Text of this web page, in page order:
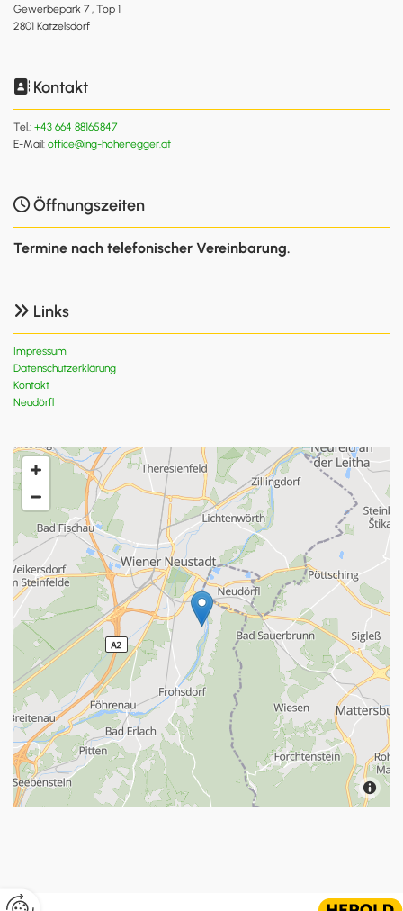
Gewerbepark 7 , Top 1
2801 Katzelsdorf
 Kontakt
Tel.: +43 664 88165847
E-Mail: office@ing-hohenegger.at
Öffnungszeiten
Termine nach telefonischer Vereinbarung.
 Links
Impressum
Datenschutzerklärung
Kontakt
Neudörfl